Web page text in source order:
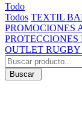
Todo
Todos TEXTIL
PROMOCIONES
PROTECCIONES
OUTLET RUGBY
Buscar